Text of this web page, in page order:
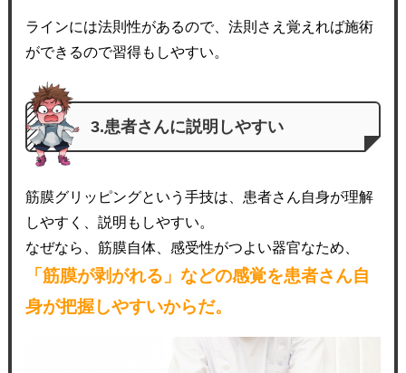
ラインには法則性があるので、法則さえ覚えれば施術
ができるので習得もしやすい。
3.患者さんに説明しやすい
筋膜グリッピングという手技は、患者さん自身が理解
しやすく、説明もしやすい。
なぜなら、筋膜自体、感受性がつよい器官なため、
「筋膜が剥がれる」などの感覚を患者さん自
身が把握しやすいからだ。